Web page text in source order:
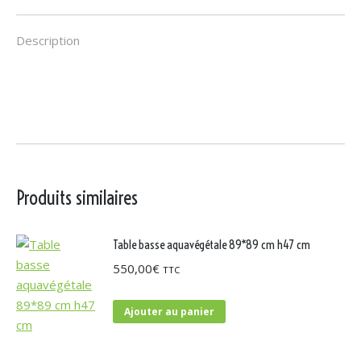
Facebook
X
PinterestLinkedInWhatsApp
Description
Produits similaires
Table basse aquavégétale 89*89 cm h47 cm
550,00€ TTC
Ajouter au panier